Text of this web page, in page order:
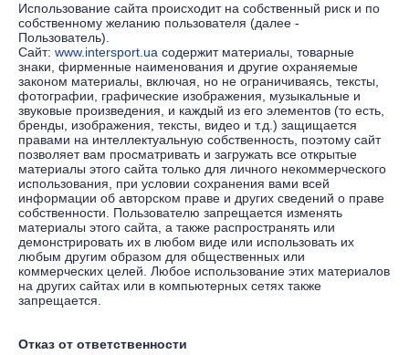
Использование сайта происходит на собственный риск и по
собственному желанию пользователя (далее -
Пользователь).
Сайт: www.intersport.ua содержит материалы, товарные
знаки, фирменные наименования и другие охраняемые
законом материалы, включая, но не ограничиваясь, тексты,
фотографии, графические изображения, музыкальные и
звуковые произведения, и каждый из его элементов (то есть,
бренды, изображения, тексты, видео и т.д.) защищается
правами на интеллектуальную собственность, поэтому сайт
позволяет вам просматривать и загружать все открытые
материалы этого сайта только для личного некоммерческого
использования, при условии сохранения вами всей
информации об авторском праве и других сведений о праве
собственности. Пользователю запрещается изменять
материалы этого сайта, а также распространять или
демонстрировать их в любом виде или использовать их
любым другим образом для общественных или
коммерческих целей. Любое использование этих материалов
на других сайтах или в компьютерных сетях также
запрещается.
Отказ от ответственности